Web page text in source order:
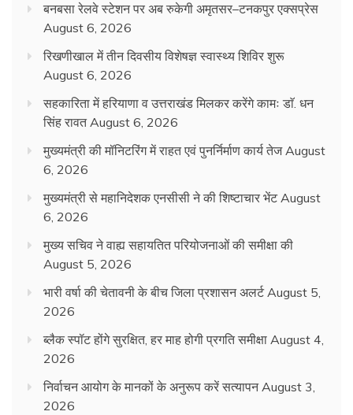
बनबसा रेलवे स्टेशन पर अब रुकेगी अमृतसर–टनकपुर एक्सप्रेस
August 6, 2026
रिखणीखाल में तीन दिवसीय विशेषज्ञ स्वास्थ्य शिविर शुरू
August 6, 2026
सहकारिता में हरियाणा व उत्तराखंड मिलकर करेंगे कामः डाॅ. धन
सिंह रावत August 6, 2026
मुख्यमंत्री की मॉनिटरिंग में राहत एवं पुनर्निर्माण कार्य तेज August
6, 2026
मुख्यमंत्री से महानिदेशक एनसीसी ने की शिष्टाचार भेंट August
6, 2026
मुख्य सचिव ने वाह्य सहायतित परियोजनाओं की समीक्षा की
August 5, 2026
भारी वर्षा की चेतावनी के बीच जिला प्रशासन अलर्ट August 5,
2026
ब्लैक स्पॉट होंगे सुरक्षित, हर माह होगी प्रगति समीक्षा August 4,
2026
निर्वाचन आयोग के मानकों के अनुरूप करें सत्यापन August 3,
2026